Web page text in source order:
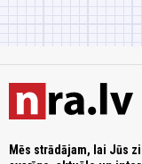
Mēs strādājam, lai Jūs